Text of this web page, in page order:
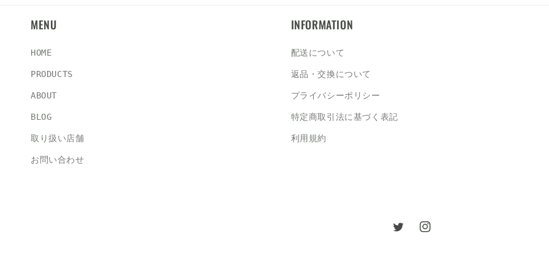
MENU
HOME
PRODUCTS
ABOUT
BLOG
取り扱い店舗
お問い合わせ
INFORMATION
配送について
返品・交換について
プライバシーポリシー
特定商取引法に基づく表記
利用規約
TwitterInstagram